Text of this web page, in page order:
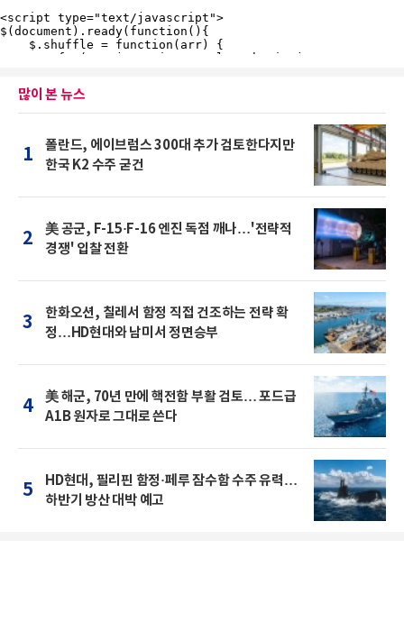
많이 본 뉴스
1
폴란드, 에이브럼스 300대 추가 검토한다지만
한국 K2 수주 굳건
2
美 공군, F-15·F-16 엔진 독점 깨나…'전략적
경쟁' 입찰 전환
3
한화오션, 칠레서 함정 직접 건조하는 전략 확
정…HD현대와 남미서 정면승부
4
美 해군, 70년 만에 핵전함 부활 검토… 포드급
A1B 원자로 그대로 쓴다
5
HD현대, 필리핀 함정·페루 잠수함 수주 유력…
하반기 방산 대박 예고